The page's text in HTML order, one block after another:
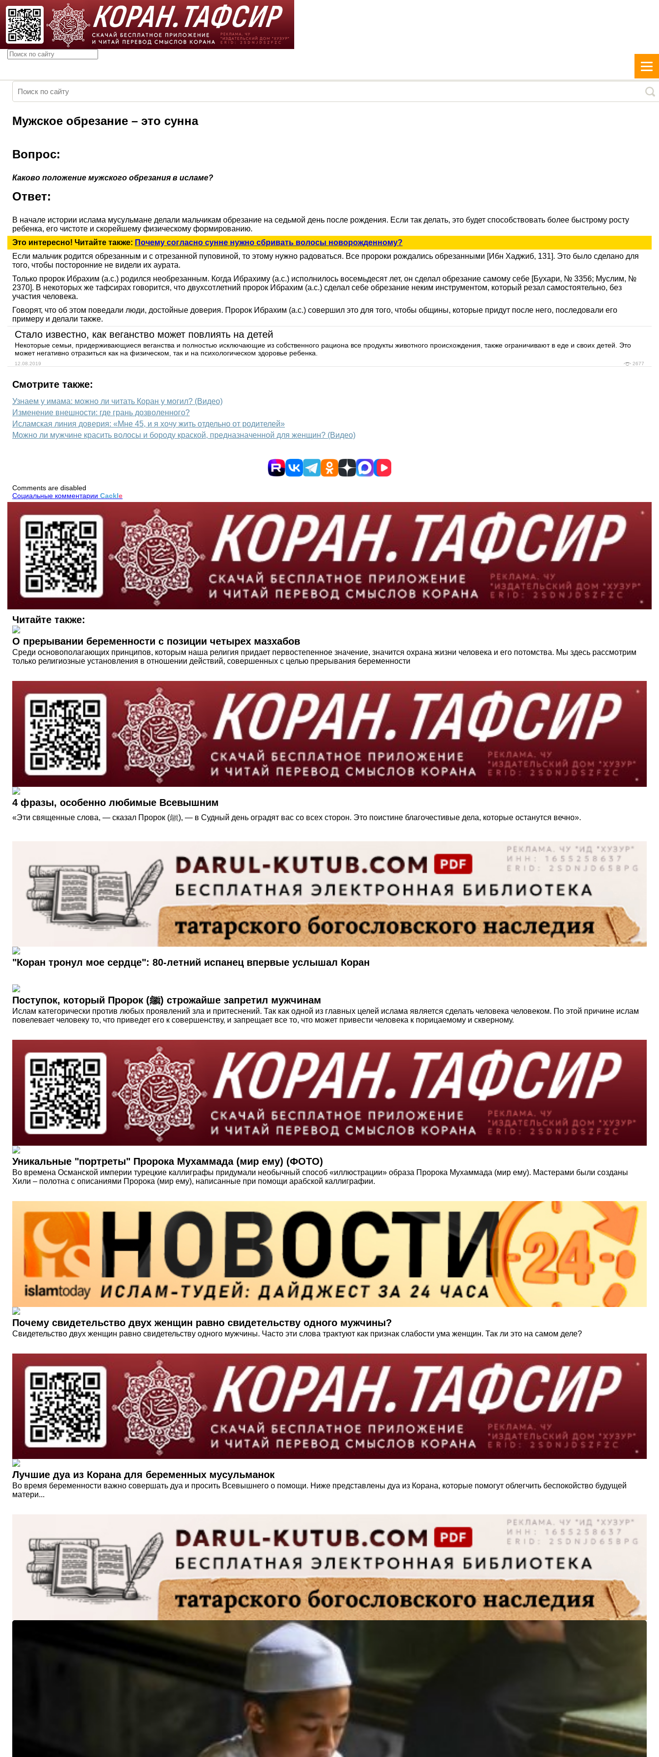
Мужское обрезание – это сунна
Вопрос:
Каково положение мужского обрезания в исламе?
Ответ:
В начале истории ислама мусульмане делали мальчикам обрезание на седьмой день после рождения. Если так делать, это будет способствовать более быстрому росту
ребенка, его чистоте и скорейшему физическому формированию.
Это интересно! Читайте также: Почему согласно сунне нужно сбривать волосы новорожденному?
Если мальчик родится обрезанным и с отрезанной пуповиной, то этому нужно радоваться. Все пророки рождались обрезанными [Ибн Хаджиб, 131]. Это было сделано для
того, чтобы посторонние не видели их аурата.
Только пророк Ибрахим (а.с.) родился необрезанным. Когда Ибрахиму (а.с.) исполнилось восемьдесят лет, он сделал обрезание самому себе [Бухари, № 3356; Муслим, №
2370]. В некоторых же тафсирах говорится, что двухсотлетний пророк Ибрахим (а.с.) сделал себе обрезание неким инструментом, который резал самостоятельно, без
участия человека.
Говорят, что об этом поведали люди, достойные доверия. Пророк Ибрахим (а.с.) совершил это для того, чтобы общины, которые придут после него, последовали его
примеру и делали также.
Стало известно, как веганство может повлиять на детей
Некоторые семьи, придерживающиеся веганства и полностью исключающие из собственного рациона все продукты животного происхождения, также ограничивают в еде и своих детей. Это
может негативно отразиться как на физическом, так и на психологическом здоровье ребенка.
12.08.2019 2677
Смотрите также:
Узнаем у имама: можно ли читать Коран у могил? (Видео)
Изменение внешности: где грань дозволенного?
Исламская линия доверия: «Мне 45, и я хочу жить отдельно от родителей»
Можно ли мужчине красить волосы и бороду краской, предназначенной для женщин? (Видео)
Comments are disabled
Социальные комментарии Cackle
Читайте также:
О прерывании беременности с позиции четырех мазхабов
Среди основополагающих принципов, которым наша религия придает первостепенное значение, значится охрана жизни человека и его потомства. Мы здесь рассмотрим
только религиозные установления в отношении действий, совершенных с целью прерывания беременности
4 фразы, особенно любимые Всевышним
«Эти священные слова, — сказал Пророк (ﷺ), — в Судный день оградят вас со всех сторон. Это поистине благочестивые дела, которые останутся вечно».
"Коран тронул мое сердце": 80-летний испанец впервые услышал Коран
Поступок, который Пророк (ﷺ) строжайше запретил мужчинам
Ислам категорически против любых проявлений зла и притеснений. Так как одной из главных целей ислама является сделать человека человеком. По этой причине ислам
повелевает человеку то, что приведет его к совершенству, и запрещает все то, что может привести человека к порицаемому и скверному.
Уникальные "портреты" Пророка Мухаммада (мир ему) (ФОТО)
Во времена Османской империи турецкие каллиграфы придумали необычный способ «иллюстрации» образа Пророка Мухаммада (мир ему). Мастерами были созданы
Хили – полотна с описаниями Пророка (мир ему), написанные при помощи арабской каллиграфии.
Почему свидетельство двух женщин равно свидетельству одного мужчины?
Свидетельство двух женщин равно свидетельству одного мужчины. Часто эти слова трактуют как признак слабости ума женщин. Так ли это на самом деле?
Лучшие дуа из Корана для беременных мусульманок
Во время беременности важно совершать дуа и просить Всевышнего о помощи. Ниже представлены дуа из Корана, которые помогут облегчить беспокойство будущей
матери...